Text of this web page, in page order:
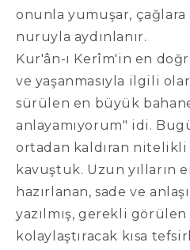
onunla yumuşar, çağlara
nuruyla aydınlanır.
Kur'ân-ı Kerîm'in en
ve yaşanmasıyla ilgili
sürülen en büyük
anlayamıyorum" idi.
ortadan kaldıran nitelikli
kavuştuk. Uzun yılların
hazırlanan, sade ve
yazılmış, gerekli
kolaylaştıracak kısa